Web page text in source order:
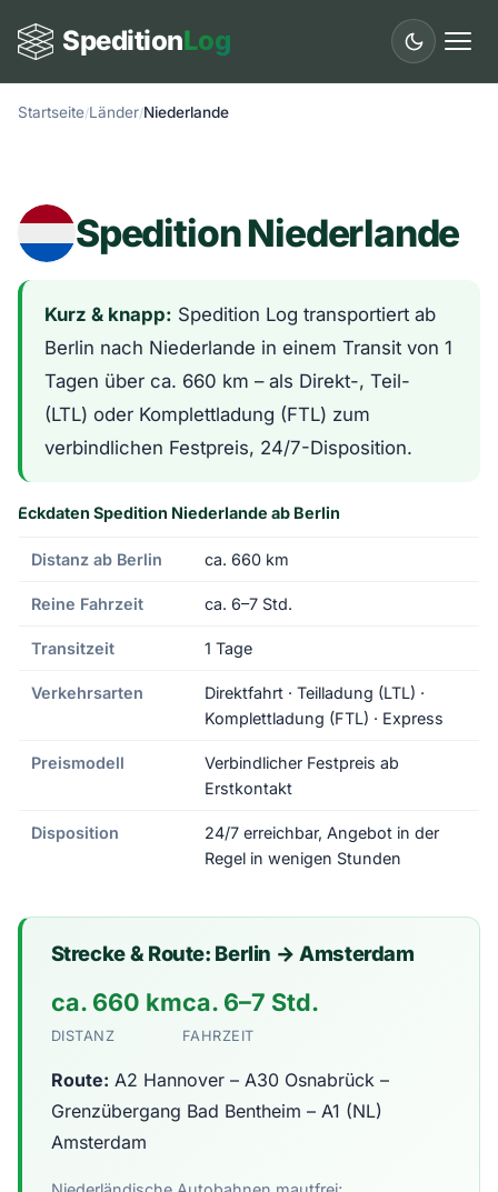
SpeditionLog
Start
Länder
Städte
Fuhrpark
Ratgeber
Glossar
Kontakt
Startseite Länder Niederlande
Spedition Niederlande
Kurz & knapp: Spedition Log transportiert ab
Berlin nach Niederlande in einem Transit von 1
Tagen über ca. 660 km – als Direkt-, Teil-
(LTL) oder Komplettladung (FTL) zum
verbindlichen Festpreis, 24/7-Disposition.
Eckdaten Spedition Niederlande ab Berlin
Distanz ab Berlin ca. 660 km
Reine Fahrzeit ca. 6–7 Std.
Transitzeit 1 Tage
Verkehrsarten
Direktfahrt · Teilladung (LTL) ·
Komplettladung (FTL) · Express
Preismodell
Verbindlicher Festpreis ab
Erstkontakt
Disposition
24/7 erreichbar, Angebot in der
Regel in wenigen Stunden
Strecke & Route: Berlin → Amsterdam
ca. 660 km
DISTANZ
ca. 6–7 Std.
FAHRZEIT
Route: A2 Hannover – A30 Osnabrück –
Grenzübergang Bad Bentheim – A1 (NL)
Amsterdam